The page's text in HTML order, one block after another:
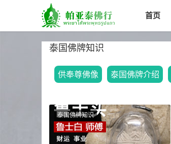
首页
泰国佛牌知识
供奉尊佛像 泰国佛牌介绍
泰国佛牌知识